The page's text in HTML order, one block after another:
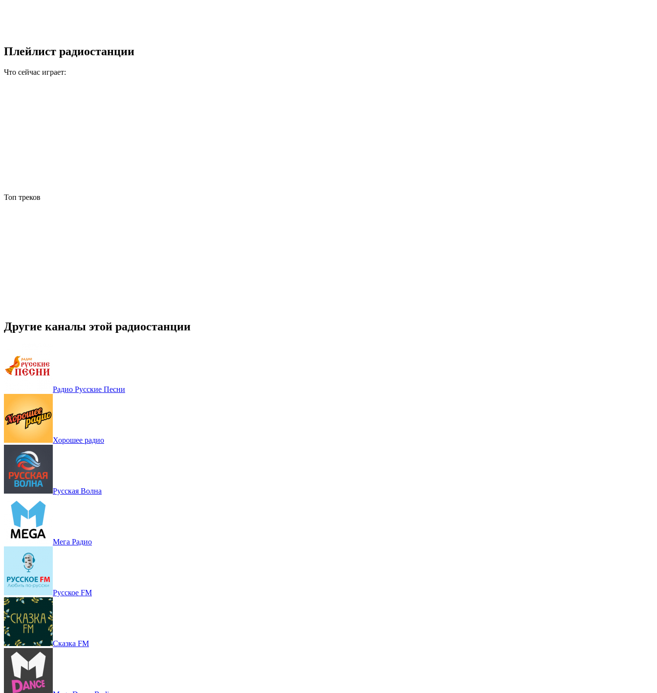
Плейлист радиостанции
Что сейчас играет:
Топ треков
Другие каналы этой радиостанции
Радио Русские Песни
Хорошее радио
Русская Волна
Мега Радио
Русское FM
Сказка FM